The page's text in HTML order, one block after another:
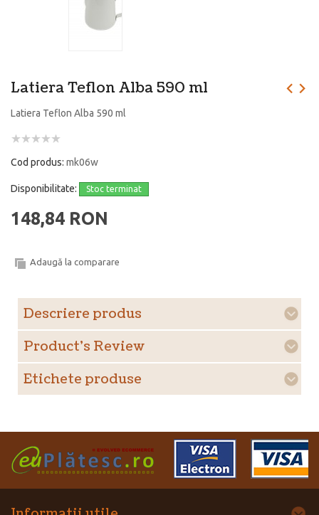
Latiera Teflon Alba 590 ml
Latiera Teflon Alba 590 ml
Cod produs: mk06w
Disponibilitate: Stoc terminat
148,84 RON
Adaugă la comparare
Descriere produs
Product's Review
Etichete produse